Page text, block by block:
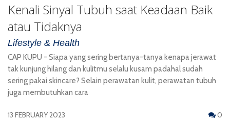
Kenali Sinyal Tubuh saat Keadaan Baik
atau Tidaknya
Lifestyle & Health
CAP KUPU - Siapa yang sering bertanya-tanya kenapa jerawat
tak kunjung hilang dan kulitmu selalu kusam padahal sudah
sering pakai skincare? Selain perawatan kulit, perawatan tubuh
juga membutuhkan cara
13 FEBRUARY 2023 0